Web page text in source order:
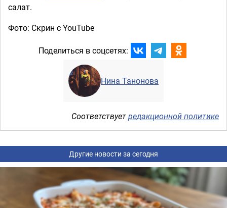
салат.
Фото: Скрин с YouTube
Поделиться в соцсетях:
Нина Танонова
Соответствуетредакционной политике
Другие новости за сегодня